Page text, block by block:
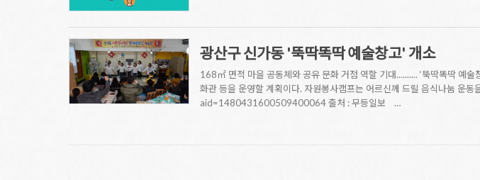
광산구 신가동 '뚝딱똑딱 예술창고' 개소
168㎡ 면적 마을 공동체와 공유 문화 거점 역할 기대.......... ‘뚝딱똑딱 예
화관 등을 운영할 계획이다. 자원봉사캠프는 어르신께 드릴 음식나눔
aid=1480431600509400064 출처 : 무등일보 …